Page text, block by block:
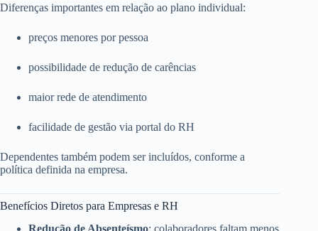
Diferenças importantes em relação ao plano individual:
preços menores por pessoa
possibilidade de redução de carências
maior rede de atendimento
facilidade de gestão via portal do RH
Dependentes também podem ser incluídos, conforme a
política definida na empresa.
Benefícios Diretos para Empresas e RH